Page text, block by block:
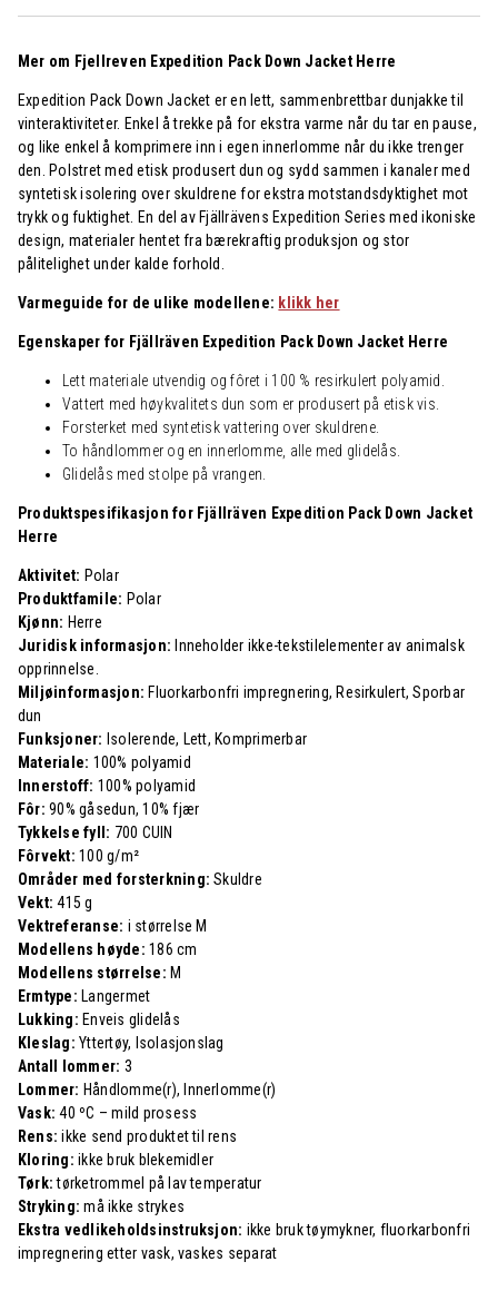
Mer om Fjellreven Expedition Pack Down Jacket Herre
Expedition Pack Down Jacket er en lett, sammenbrettbar dunjakke til
vinteraktiviteter. Enkel å trekke på for ekstra varme når du tar en pause,
og like enkel å komprimere inn i egen innerlomme når du ikke trenger
den. Polstret med etisk produsert dun og sydd sammen i kanaler med
syntetisk isolering over skuldrene for ekstra motstandsdyktighet mot
trykk og fuktighet. En del av Fjällrävens Expedition Series med ikoniske
design, materialer hentet fra bærekraftig produksjon og stor
pålitelighet under kalde forhold.
Varmeguide for de ulike modellene: klikk her
Egenskaper for Fjällräven Expedition Pack Down Jacket Herre
Lett materiale utvendig og fôret i 100 % resirkulert polyamid.
Vattert med høykvalitets dun som er produsert på etisk vis.
Forsterket med syntetisk vattering over skuldrene.
To håndlommer og en innerlomme, alle med glidelås.
Glidelås med stolpe på vrangen.
Produktspesifikasjon for Fjällräven Expedition Pack Down Jacket
Herre
Aktivitet: Polar
Produktfamile: Polar
Kjønn: Herre
Juridisk informasjon: Inneholder ikke-tekstilelementer av animalsk
opprinnelse.
Miljøinformasjon: Fluorkarbonfri impregnering, Resirkulert, Sporbar
dun
Funksjoner: Isolerende, Lett, Komprimerbar
Materiale: 100% polyamid
Innerstoff: 100% polyamid
Fôr:90% gåsedun, 10% fjær
Tykkelse fyll: 700 CUIN
Fôrvekt:100 g/m²
Områder med forsterkning:Skuldre
Vekt:415 g
Vektreferanse: i størrelse M
Modellens høyde:186 cm
Modellens størrelse: M
Ermtype: Langermet
Lukking: Enveis glidelås
Kleslag:Yttertøy, Isolasjonslag
Antall lommer: 3
Lommer: Håndlomme(r), Innerlomme(r)
Vask:40 ºC – mild prosess
Rens:ikke send produktet til rens
Kloring:ikke bruk blekemidler
Tørk:tørketrommel på lav temperatur
Stryking:må ikke strykes
Ekstra vedlikeholdsinstruksjon: ikke bruk tøymykner, fluorkarbonfri
impregnering etter vask, vaskes separat